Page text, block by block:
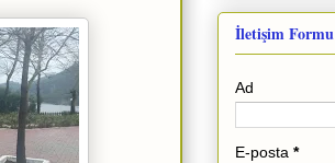
İletişim Formu
Ad
E-posta *